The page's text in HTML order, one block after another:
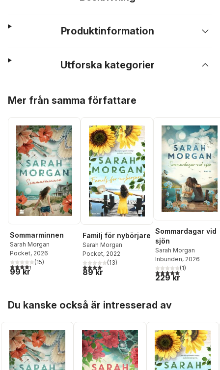
Produktinformation
Utforska kategorier
Mer från samma författare
Sommarminnen
Sarah Morgan
Pocket, 2026
4,3utav 5 stjärnor. Totalt antal röster:
(15)
99 kr
Familj för nybörjare
Sarah Morgan
Pocket, 2022
4,1utav 5 stjärnor. Totalt antal röster:
(13)
89 kr
Sommardagar vid
sjön
Sarah Morgan
Inbunden, 2026
5,0utav 5 stjärnor.
(1)
229 kr
Du kanske också är intresserad av